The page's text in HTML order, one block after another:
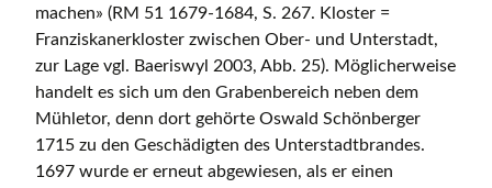
machen» (RM 51 1679-1684, S. 267. Kloster =
Franziskanerkloster zwischen Ober- und Unterstadt,
zur Lage vgl. Baeriswyl 2003, Abb. 25). Möglicherweise
handelt es sich um den Grabenbereich neben dem
Mühletor, denn dort gehörte Oswald Schönberger
1715 zu den Geschädigten des Unterstadtbrandes.
1697 wurde er erneut abgewiesen, als er einen